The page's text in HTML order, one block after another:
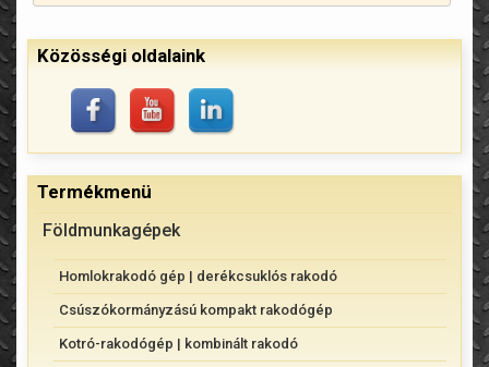
Közösségi oldalaink
Termékmenü
Földmunkagépek
Homlokrakodó gép | derékcsuklós rakodó
Csúszókormányzású kompakt rakodógép
Kotró-rakodógép | kombinált rakodó